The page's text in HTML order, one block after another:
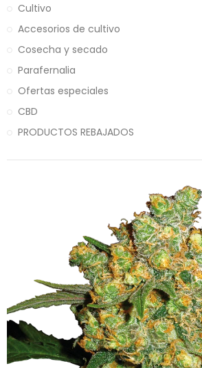
Cultivo
Accesorios de cultivo
Cosecha y secado
Parafernalia
Ofertas especiales
CBD
PRODUCTOS REBAJADOS